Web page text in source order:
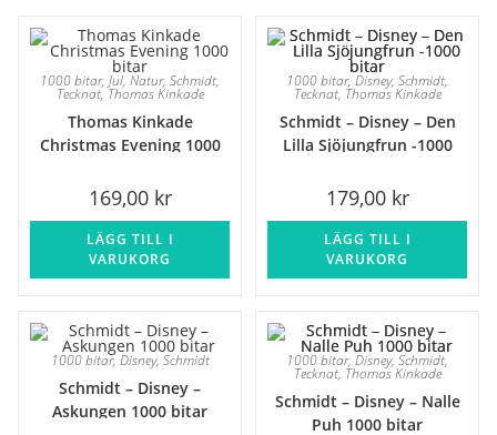
1000 bitar, Jul, Natur, Schmidt,
Tecknat, Thomas Kinkade
Thomas Kinkade
Christmas Evening 1000
169,00 kr
LÄGG TILL I
VARUKORG
1000 bitar, Disney, Schmidt,
Tecknat, Thomas Kinkade
Schmidt – Disney – Den
Lilla Sjöjungfrun -1000
179,00 kr
LÄGG TILL I
VARUKORG
1000 bitar, Disney, Schmidt
Schmidt – Disney –
Askungen 1000 bitar
1000 bitar, Disney, Schmidt,
Tecknat, Thomas Kinkade
Schmidt – Disney – Nalle
Puh 1000 bitar